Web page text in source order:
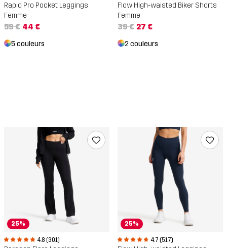
Rapid Pro Pocket Leggings
Femme
59 € 44 €
5 couleurs
Flow High-waisted Biker Shorts
Femme
39 € 27 €
2 couleurs
25%
4.8 (301)
25%
4.7 (517)